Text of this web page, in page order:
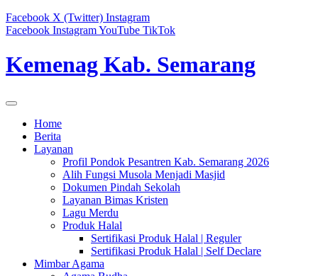
Facebook X (Twitter) Instagram
Facebook InstagramYouTube TikTok
Kemenag Kab. Semarang
Home
Berita
Layanan
Profil Pondok Pesantren Kab. Semarang 2026
Alih Fungsi Musola Menjadi Masjid
Dokumen Pindah Sekolah
Layanan Bimas Kristen
Lagu Merdu
Produk Halal
Sertifikasi Produk Halal | Reguler
Sertifikasi Produk Halal | Self Declare
Mimbar Agama